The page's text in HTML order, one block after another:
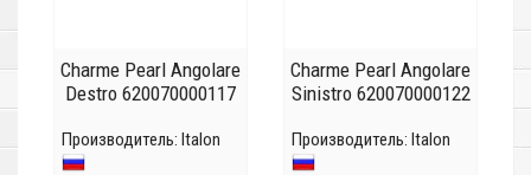
Charme Pearl Angolare
Destro 620070000117
Производитель: Italon
Charme Pearl Angolare
Sinistro 620070000122
Производитель: Italon